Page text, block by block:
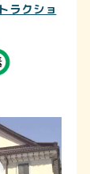
ラクショ